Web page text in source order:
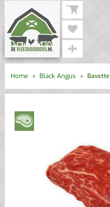
Home Black Angus Bavette